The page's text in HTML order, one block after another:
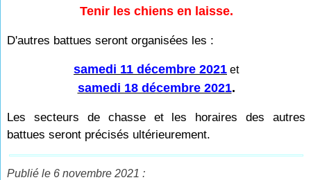
Tenir les chiens en laisse.
D'autres battues seront organisées les :
samedi 11 décembre 2021 et
samedi 18 décembre 2021.
Les secteurs de chasse et les horaires des autres
battues seront précisés ultérieurement.
Publié le 6 novembre 2021 :